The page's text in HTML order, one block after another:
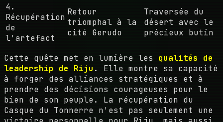
4.
Récupération
de
l'artefact
Retour
triomphal à la
cité Gerudo
Traversée du
désert avec le
précieux butin
Cette quête met en lumière les qualités de
leadership de Riju . Elle montre sa capacité
à forger des alliances stratégiques et à
prendre des décisions courageuses pour le
bien de son peuple. La récupération du
Casque du Tonnerre n'est pas seulement une